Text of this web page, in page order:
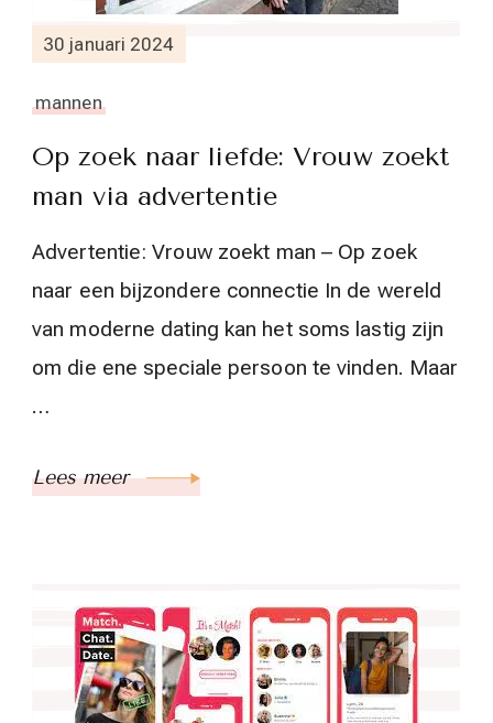
30 januari 2024
mannen
Op zoek naar liefde: Vrouw zoekt
man via advertentie
Advertentie: Vrouw zoekt man – Op zoek
naar een bijzondere connectie In de wereld
van moderne dating kan het soms lastig zijn
om die ene speciale persoon te vinden. Maar
…
Lees meer